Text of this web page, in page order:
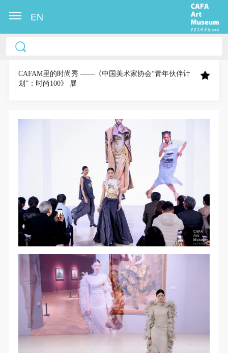
EN
CAFAM里的时尚秀 ——《中国美术家协会“青年伙伴计
划”：时尚100》 展
中央美术学院美术馆出版授权协议书
称“CAFAM”），愿意将本人参与中央美术学院美术馆
公共教育部组织的公益性活动（包括美术馆会员活
果（如参与工作坊创作的作品）提交中央美术学院用
作发表、出版。中央美术学院可以以电子、网络及其
它数字媒体形式公开出版，并同意编入《中国知识资
源总库》《中央美术学院资料库》《中央美术学院美
术馆资料库》等相关资料、文献、档案机构和平台，
在中央美术学院中使用和在互联网上传播，同意按相
关“章程”规定享受相关权益。
中央美术学院美术馆活动安全免责协议书
第一条
本次活动公平公正、自愿参加与退出、风险与责任自
负的原则。但活动有风险，参加者应有必要的风险意
第二条
参加本次活动者必须遵守中华人民共和国的相关法
律、法规，必须遵循道德和社会公德规范，并应该具
备以人为本、团结友爱、互相帮助和助人为乐的良好
品质。
中央美术学院美术馆出版授权协议书
称“CAFAM”），愿意将本人参与中央美术学院美术馆
公共教育部组织的公益性活动（包括美术馆会员活
果（如参与工作坊创作的作品）提交中央美术学院用
作发表、出版。中央美术学院可以以电子、网络及其
它数字媒体形式公开出版，并同意编入《中国知识资
源总库》《中央美术学院资料库》《中央美术学院美
术馆资料库》等相关资料、文献、档案机构和平台，
在中央美术学院中使用和在互联网上传播，同意按相
关“章程”规定享受相关权益。
中央美术学院美术馆活动安全免责协议书
第一条
本次活动公平公正、自愿参加与退出、风险与责任自
负的原则。但活动有风险，参加者应有必要的风险意
第二条
参加本次活动者必须遵守中华人民共和国的相关法
律、法规，必须遵循道德和社会公德规范，并应该具
备以人为本、团结友爱、互相帮助和助人为乐的良好
品质。
中央美术学院美术馆出版授权协议书
称“CAFAM”），愿意将本人参与中央美术学院美术馆
公共教育部组织的公益性活动（包括美术馆会员活
果（如参与工作坊创作的作品）提交中央美术学院用
作发表、出版。中央美术学院可以以电子、网络及其
它数字媒体形式公开出版，并同意编入《中国知识资
源总库》《中央美术学院资料库》《中央美术学院美
术馆资料库》等相关资料、文献、档案机构和平台，
在中央美术学院中使用和在互联网上传播，同意按相
关“章程”规定享受相关权益。
中央美术学院美术馆活动安全免责协议书
第一条
本次活动公平公正、自愿参加与退出、风险与责任自
负的原则。但活动有风险，参加者应有必要的风险意
第二条
参加本次活动者必须遵守中华人民共和国的相关法
律、法规，必须遵循道德和社会公德规范，并应该具
备以人为本、团结友爱、互相帮助和助人为乐的良好
品质。